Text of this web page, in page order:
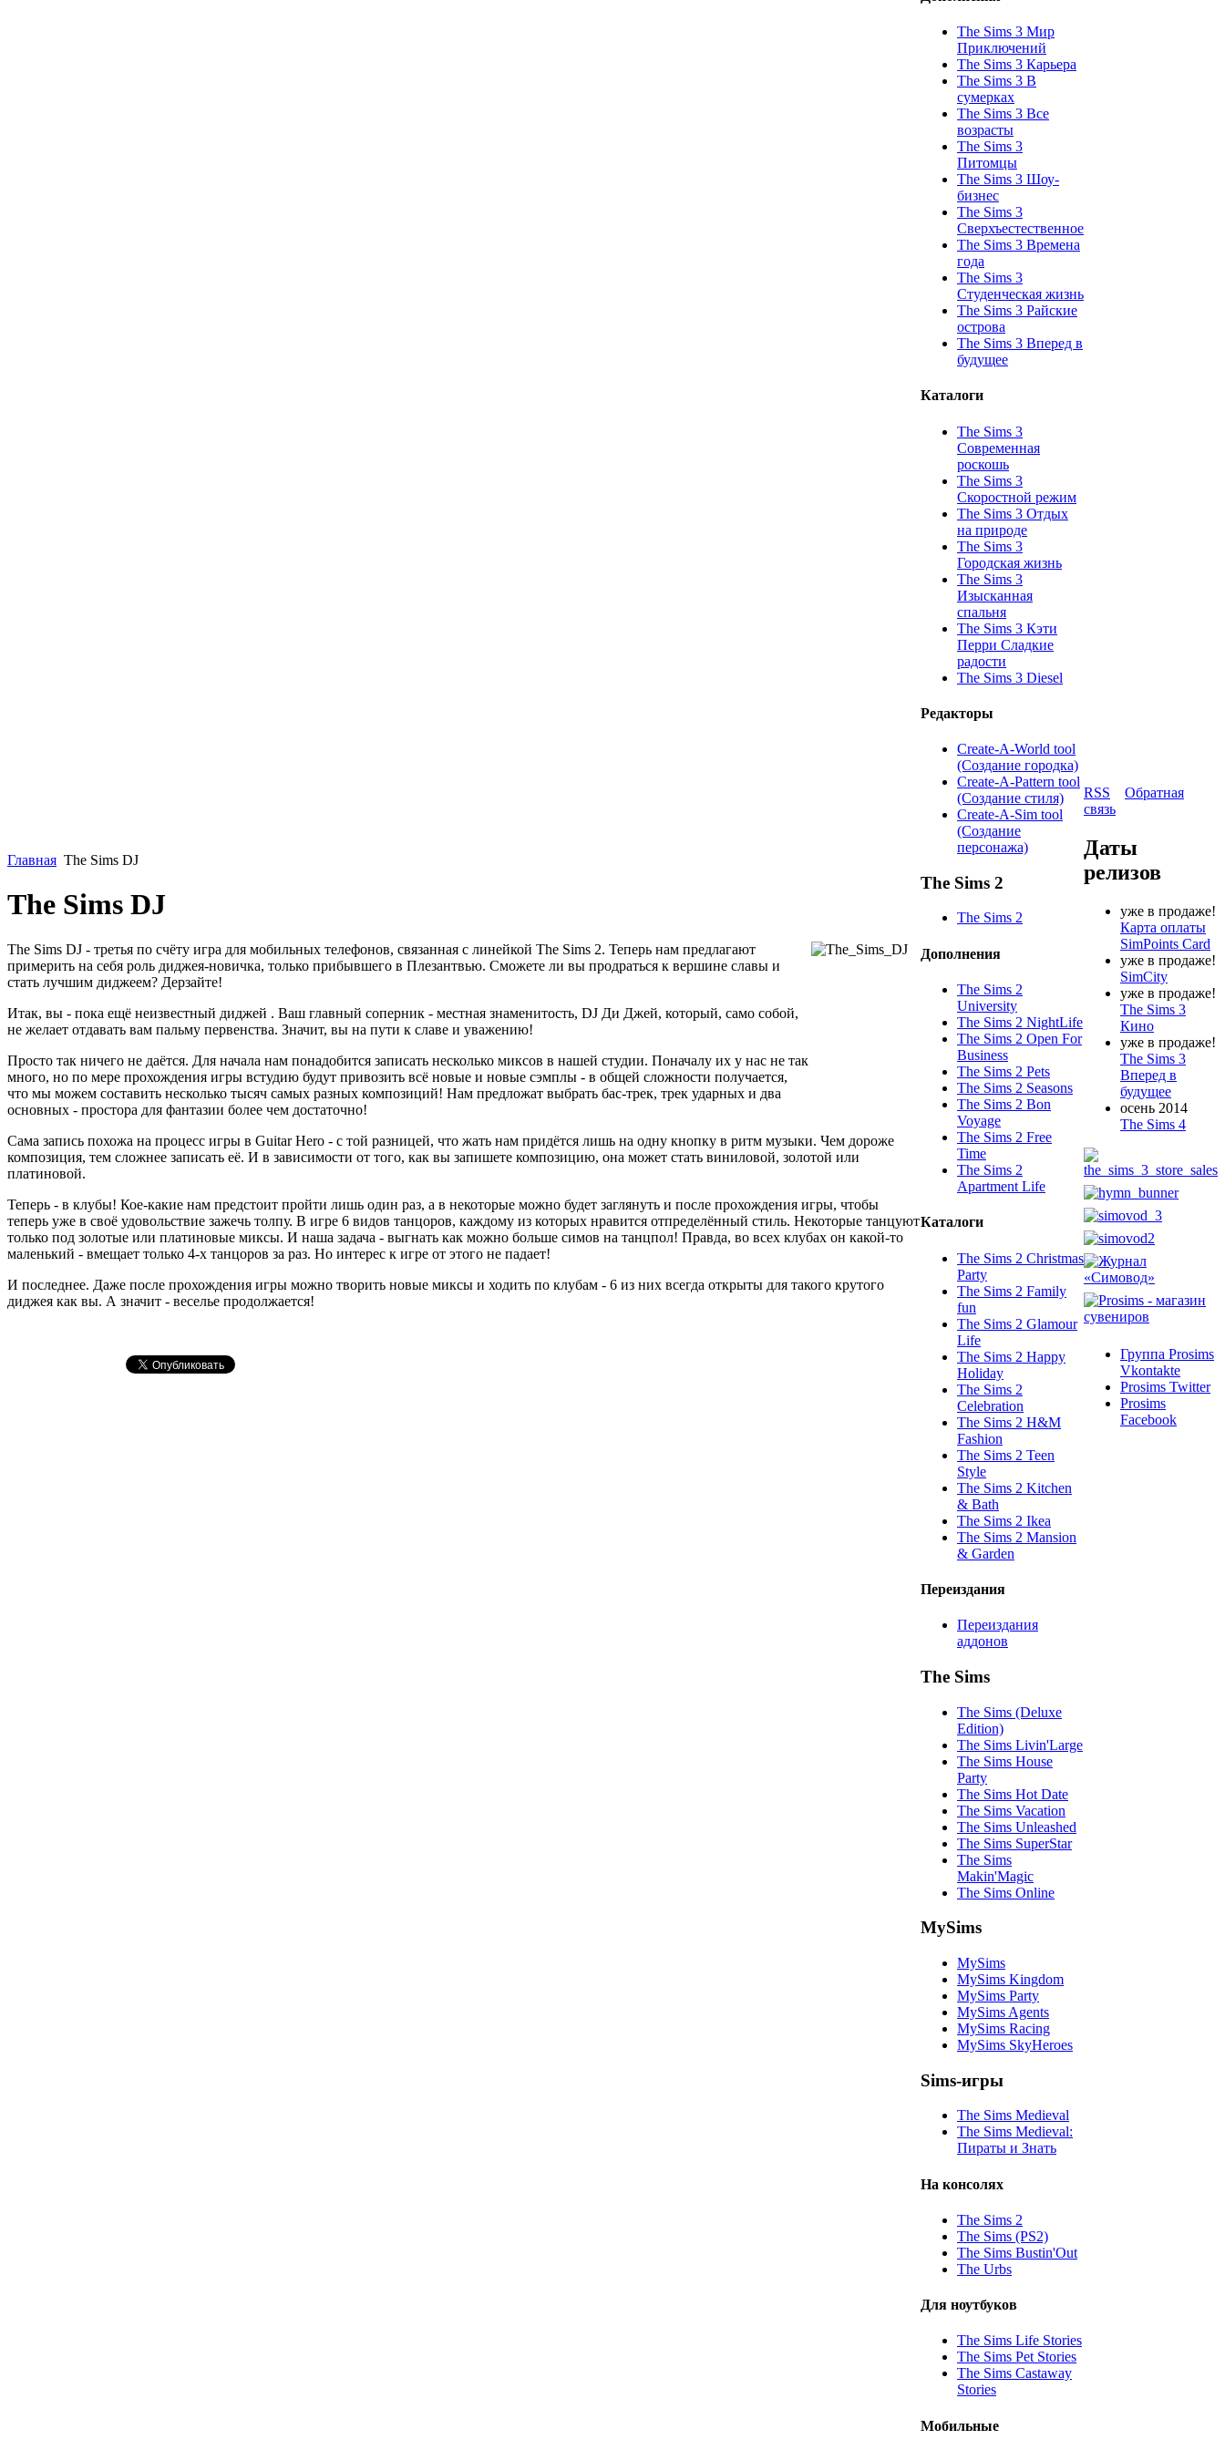
Главная The Sims DJ
The Sims DJ
The Sims DJ - третья по счёту игра для мобильных телефонов, связанная с линейкой The Sims 2. Теперь нам предлагают
примерить на себя роль диджея-новичка, только прибывшего в Плезантвью. Сможете ли вы продраться к вершине славы и
стать лучшим диджеем? Дерзайте!
Итак, вы - пока ещё неизвестный диджей . Ваш главный соперник - местная знаменитость, DJ Ди Джей, который, само собой,
не желает отдавать вам пальму первенства. Значит, вы на пути к славе и уважению!
Просто так ничего не даётся. Для начала нам понадобится записать несколько миксов в нашей студии. Поначалу их у нас не так
много, но по мере прохождения игры встудию будут привозить всё новые и новые сэмплы - в общей сложности получается,
что мы можем составить несколько тысяч самых разных композиций! Нам предложат выбрать бас-трек, трек ударных и два
основных - простора для фантазии более чем достаточно!
Сама запись похожа на процесс игры в Guitar Hero - с той разницей, что жать нам придётся лишь на одну кнопку в ритм музыки. Чем дороже
композиция, тем сложнее записать её. И в зависимости от того, как вы запишете композицию, она может стать виниловой, золотой или
платиновой.
Теперь - в клубы! Кое-какие нам предстоит пройти лишь один раз, а в некоторые можно будет заглянуть и после прохождения игры, чтобы
теперь уже в своё удовольствие зажечь толпу. В игре 6 видов танцоров, каждому из которых нравится отпределённый стиль. Некоторые танцуют
только под золотые или платиновые миксы. И наша задача - выгнать как можно больше симов на танцпол! Правда, во всех клубах он какой-то
маленький - вмещает только 4-х танцоров за раз. Но интерес к игре от этого не падает!
И последнее. Даже после прохождения игры можно творить новые миксы и ходить по клубам - 6 из них всегда открыты для такого крутого
диджея как вы. А значит - веселье продолжается!
The Sims 3 Мир
Приключений
The Sims 3 Карьера
The Sims 3 В
сумерках
The Sims 3 Все
возрасты
The Sims 3
Питомцы
The Sims 3 Шоу-
бизнес
The Sims 3
Сверхъестественное
The Sims 3 Времена
года
The Sims 3
Студенческая жизнь
The Sims 3 Райские
острова
The Sims 3 Вперед в
будущее
Каталоги
The Sims 3
Современная
роскошь
The Sims 3
Скоростной режим
The Sims 3 Отдых
на природе
The Sims 3
Городская жизнь
The Sims 3
Изысканная
спальня
The Sims 3 Кэти
Перри Сладкие
радости
The Sims 3 Diesel
Редакторы
Create-A-World tool
(Создание городка)
Create-A-Pattern tool
(Создание стиля)
Create-A-Sim tool
(Создание
персонажа)
The Sims 2
The Sims 2
Дополнения
The Sims 2
University
The Sims 2 NightLife
The Sims 2 Open For
Business
The Sims 2 Pets
The Sims 2 Seasons
The Sims 2 Bon
Voyage
The Sims 2 Free
Time
The Sims 2
Apartment Life
Каталоги
The Sims 2 Christmas
Party
The Sims 2 Family
fun
The Sims 2 Glamour
Life
The Sims 2 Happy
Holiday
The Sims 2
Celebration
The Sims 2 H&M
Fashion
The Sims 2 Teen
Style
The Sims 2 Kitchen
& Bath
The Sims 2 Ikea
The Sims 2 Mansion
& Garden
Переиздания
Переиздания
аддонов
The Sims
The Sims (Deluxe
Edition)
The Sims Livin'Large
The Sims House
Party
The Sims Hot Date
The Sims Vacation
The Sims Unleashed
The Sims SuperStar
The Sims
Makin'Magic
The Sims Online
MySims
MySims
MySims Kingdom
MySims Party
MySims Agents
MySims Racing
MySims SkyHeroes
Sims-игры
The Sims Medieval
The Sims Medieval:
Пираты и Знать
На консолях
The Sims 2
The Sims (PS2)
The Sims Bustin'Out
The Urbs
Для ноутбуков
The Sims Life Stories
The Sims Pet Stories
The Sims Castaway
Stories
Мобильные
RSS
Обратная
связь
Даты
релизов
уже в продаже!
Карта оплаты
SimPoints Card
уже в продаже!
SimCity
уже в продаже!
The Sims 3
Кино
уже в продаже!
The Sims 3
Вперед в
будущее
осень 2014
The Sims 4
Группа Prosims
Vkontakte
Prosims Twitter
Prosims
Facebook